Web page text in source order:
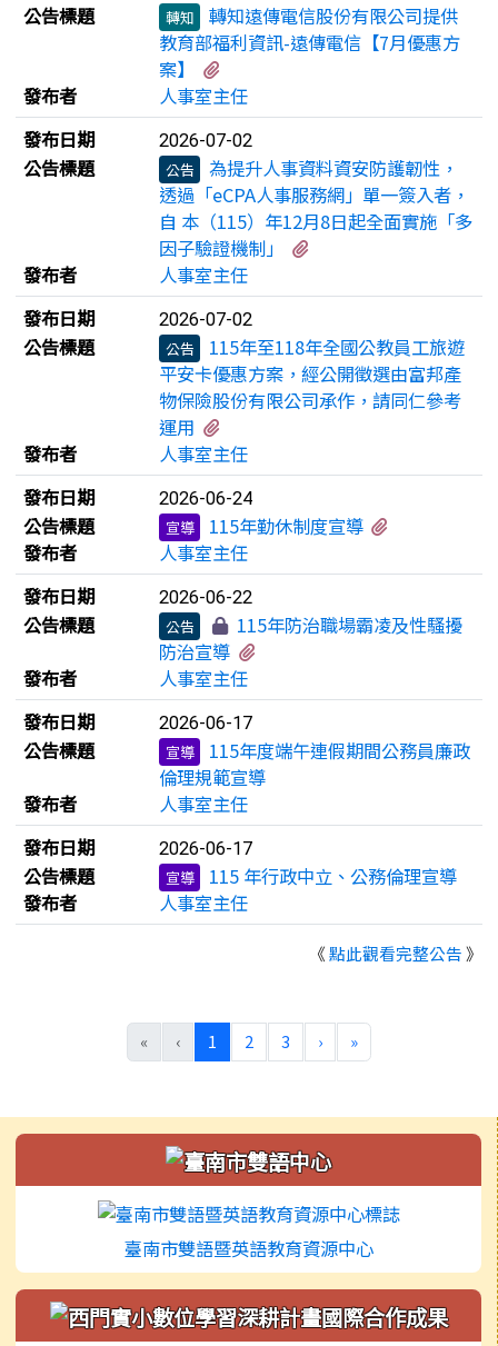
公告標題
轉知
轉知遠傳電信股份有限公司提供
教育部福利資訊-遠傳電信【7月優惠方
案】
發布者
人事室主任
發布日期
2026-07-02
公告標題 公告
為提升人事資料資安防護韌性，
透過「eCPA人事服務網」單一簽入者，
自 本（115）年12月8日起全面實施「多
因子驗證機制」
發布者
人事室主任
發布日期
2026-07-02
公告標題 公告
115年至118年全國公教員工旅遊
平安卡優惠方案，經公開徵選由富邦產
物保險股份有限公司承作，請同仁參考
運用
發布者
人事室主任
發布日期
2026-06-24
公告標題 宣導 115年勤休制度宣導
發布者
人事室主任
發布日期
2026-06-22
公告標題 公告
115年防治職場霸凌及性騷擾
防治宣導
發布者
人事室主任
發布日期
2026-06-17
公告標題 宣導
115年度端午連假期間公務員廉政
倫理規範宣導
發布者
人事室主任
發布日期
2026-06-17
公告標題 宣導
115 年行政中立、公務倫理宣導
發布者
人事室主任
《點此觀看完整公告》
« ‹ 1 (目前頁次)
2 3 ›下一頁
»最後頁
左邊區域內容
臺南市雙語暨英語教育資源中心